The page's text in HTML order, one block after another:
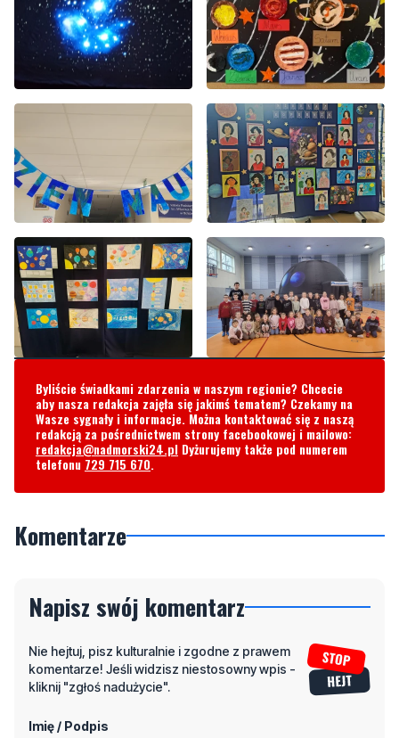
Byliście świadkami zdarzenia w naszym regionie? Chcecie
aby nasza redakcja zajęła się jakimś tematem? Czekamy na
Wasze sygnały i informacje. Można kontaktować się z naszą
redakcją za pośrednictwem strony facebookowej i mailowo:
redakcja@nadmorski24.pl Dyżurujemy także pod numerem
telefonu 729 715 670.
Komentarze
Napisz swój komentarz
Nie hejtuj, pisz kulturalnie i zgodne z prawem
komentarze! Jeśli widzisz niestosowny wpis -
kliknij "zgłoś nadużycie".
Imię / Podpis